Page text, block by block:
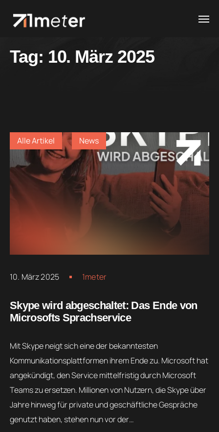
Tag: 10. März 2025
Alle Artikel News
10. März 2025 1meter
Skype wird abgeschaltet: Das Ende von
Microsofts Sprachservice
Mit Skype neigt sich eine der bekanntesten
Kommunikationsplattformen ihrem Ende zu. Microsoft hat
angekündigt, den Service mittelfristig durch Microsoft
Teams zu ersetzen. Millionen von Nutzern, die Skype über
Jahre hinweg für private und geschäftliche Gespräche
genutzt haben, stehen nun vor der…